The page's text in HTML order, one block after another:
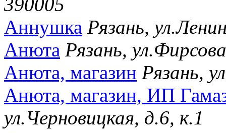
Аннушка Рязань,
Анюта Рязань,
Анюта, магазин Рязань,
Анюта, магазин, ИП
ул.Черновицкая, д.6, к.1